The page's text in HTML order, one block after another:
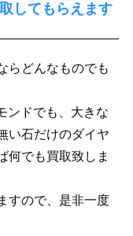
してもらえます
らどんなものでも
ンドでも、大きな
い石だけのダイヤ
何でも買取致しま
すので、是非一度